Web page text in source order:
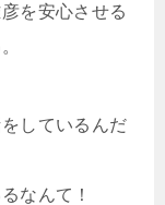
を安心させる
しているんだ
なんて！